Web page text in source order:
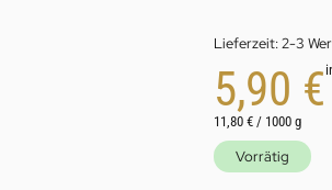
Lieferzeit:2-3
5,90 €
11,80€ / 1000 g
Vorrätig